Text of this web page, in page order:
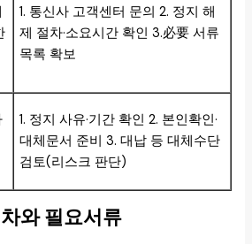
1. 통신사 고객센터 문의 2. 정지 해
제 절차·소요시간 확인 3.必要 서류
목록 확보
1. 정지 사유·기간 확인 2. 본인확인·
대체문서 준비 3. 대납 등 대체수단
검토(리스크 판단)
와 필요서류